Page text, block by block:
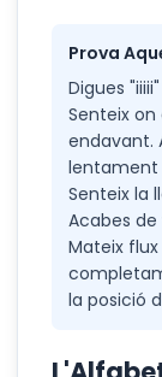
Prova
Digues
Senteix
endavant.
lentament
Senteix la
Acabes
Mateix
la posició